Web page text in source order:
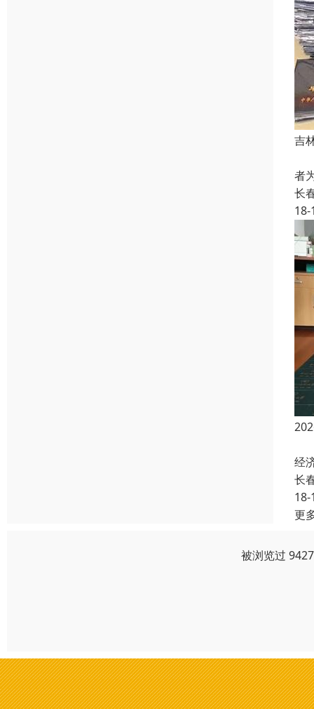
吉
者
长
18-
经
长
18-
更
被浏览过